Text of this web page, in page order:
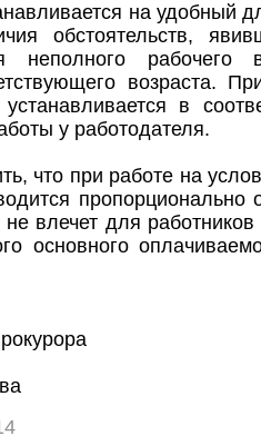
на удобный
обстоятельств,
неполного
возраста.
в
у работодателя.
что при работе на
пропорционально
влечет для работников
основного